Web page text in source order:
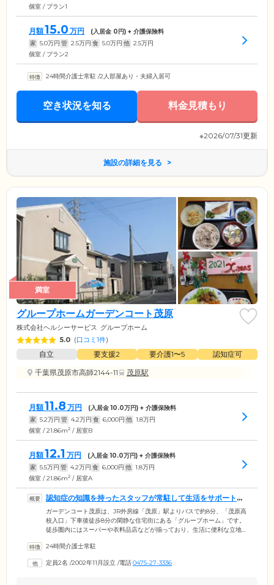
個室 / プラン1
月額15.0 万円 (入居金 0円) + 介護保険料
家 5.0万円 管 2.5万円 食 5.0万円 他 2.5万円
個室 / プラン2
24時間介護士常駐 /2人部屋あり・夫婦入居可
空き状況を知る 料金見積もり
※2026/07/31更新
施設の詳細を見る
満室
グループホームガーデンコート茂原
株式会社ヘルシーサービス グループホーム
5.0 (口コミ1件)
自立 要支援2 要介護1〜5
認知症可
千葉県茂原市高師2144-11
茂原駅
月額11.8 万円 (入居金10.0万円) + 介護保険料
家 5.2万円 管 4.2万円 食 6,000円 他 1.8万円
個室 / 21.86m2 / 居室B
月額12.1 万円 (入居金10.0万円) + 介護保険料
家 5.5万円 管 4.2万円 食 6,000円 他 1.8万円
個室 / 21.86m2 / 居室A
認知症の知識を持ったスタッフが常駐して生活をサポートい
たします
ガーデンコート茂原は、JR外房線「茂原」駅よりバスで約8分、「茂原高
校入口」下車後徒歩8分の閑静な住宅街にある「グループホーム」です。
徒歩圏内にはスーパーや衣料品店などが揃っており、生活に便利な立地
上の方。居室は個室をご用意していますので、ご入居前と同じご自身の
専門知識を持ったスタッフが常駐し、ご入居者様の生活を支援いたしま
24時間介護士常駐
定員2名 /2002年11月設立 /電話0475-27-3336